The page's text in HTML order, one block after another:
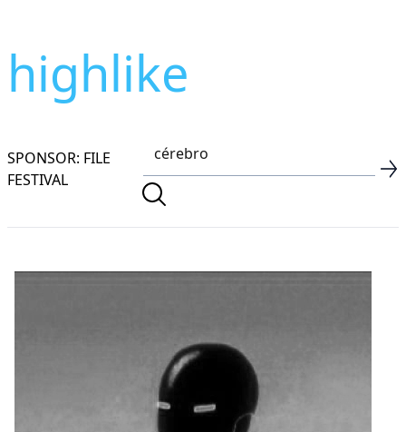
highlike
SPONSOR: FILE
FESTIVAL